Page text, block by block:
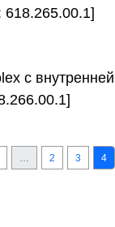
618.265.00.1]
с
2 3 4